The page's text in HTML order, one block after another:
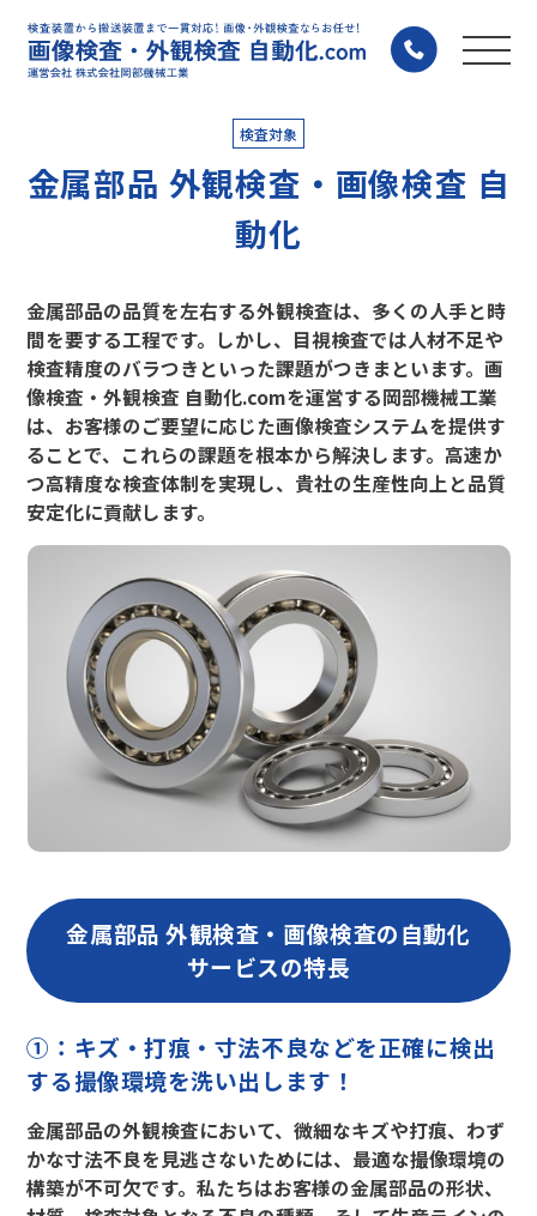
検査対象
金属部品 外観検査・画像検査 自
動化
金属部品の品質を左右する外観検査は、多くの人手と時
間を要する工程です。しかし、目視検査では人材不足や
検査精度のバラつきといった課題がつきまといます。画
像検査・外観検査 自動化.comを運営する岡部機械工業
は、お客様のご要望に応じた画像検査システムを提供す
ることで、これらの課題を根本から解決します。高速か
つ高精度な検査体制を実現し、貴社の生産性向上と品質
安定化に貢献します。
金属部品 外観検査・画像検査の自動化
サービスの特長
①：キズ・打痕・寸法不良などを正確に検出
する撮像環境を洗い出します！
金属部品の外観検査において、微細なキズや打痕、わず
かな寸法不良を見逃さないためには、最適な撮像環境の
構築が不可欠です。私たちはお客様の金属部品の形状、